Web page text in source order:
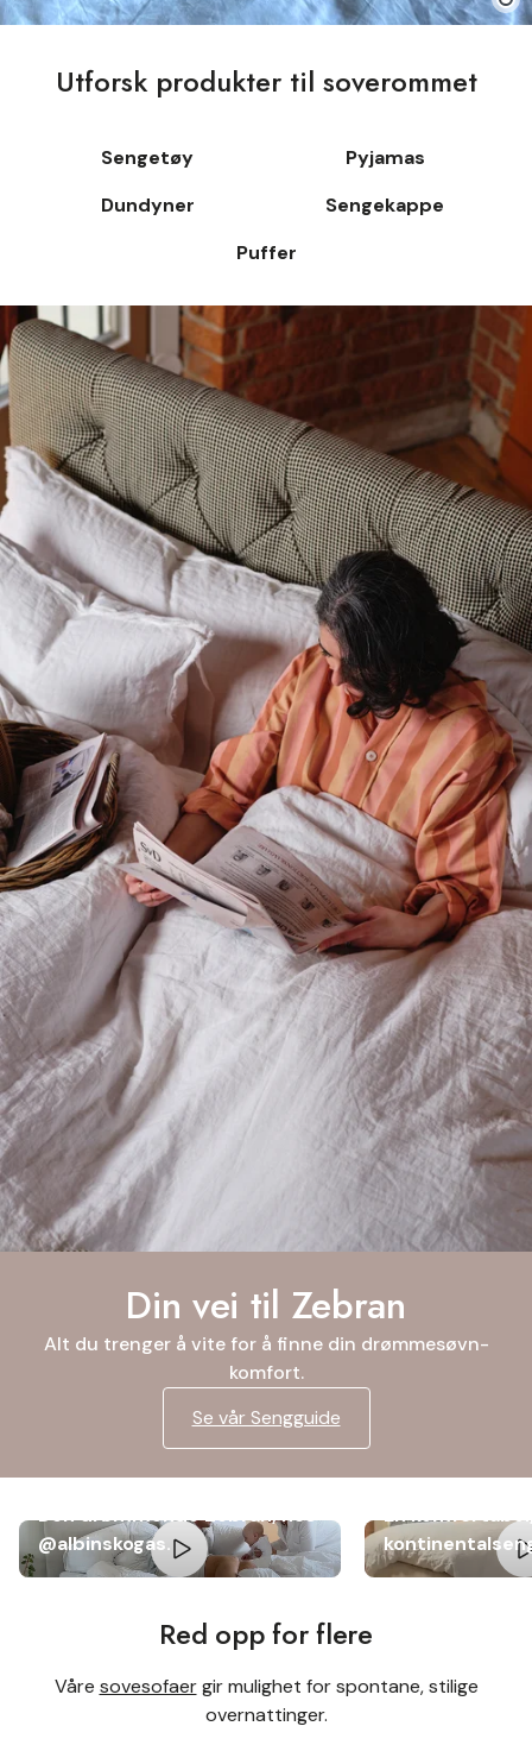
Utforsk produkter til soverommet
Sengetøy
Pyjamas
Dundyner
Sengekappe
Puffer
Din vei til Zebran
Alt du trenger å vite for å finne din drømmesøvn-
komfort.
Se vår Sengguide
Den drømmende Zebran, hos
@albinskogas.
En
Red opp for flere
Våre sovesofaergir mulighet for spontane, stilige
overnattinger.